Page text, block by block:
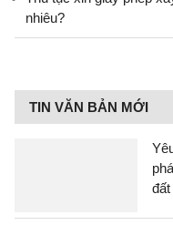
nhiêu?
TIN VĂN BẢN MỚI